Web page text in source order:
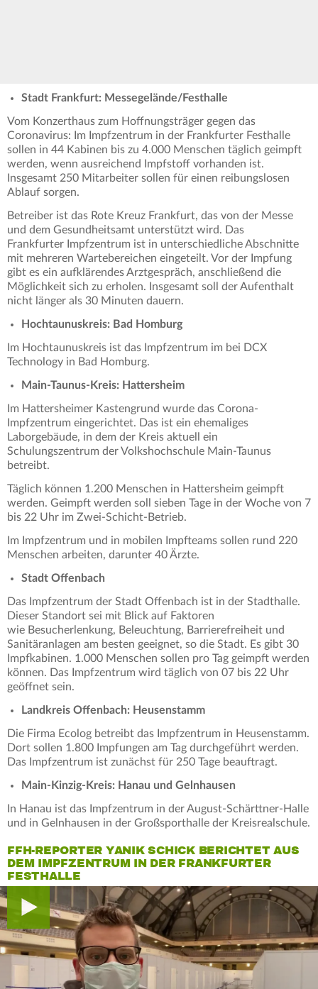
Stadt Frankfurt: Messegelände/Festhalle
Vom Konzerthaus zum Hoffnungsträger gegen das
Coronavirus: Im Impfzentrum in der Frankfurter Festhalle
sollen in 44 Kabinen bis zu 4.000 Menschen täglich geimpft
werden, wenn ausreichend Impfstoff vorhanden ist.
Insgesamt 250 Mitarbeiter sollen für einen reibungslosen
Ablauf sorgen.
Betreiber ist das Rote Kreuz Frankfurt, das von der Messe
und dem Gesundheitsamt unterstützt wird. Das
Frankfurter Impfzentrum ist in unterschiedliche Abschnitte
mit mehreren Wartebereichen eingeteilt. Vor der Impfung
gibt es ein aufklärendes Arztgespräch, anschließend die
Möglichkeit sich zu erholen. Insgesamt soll der Aufenthalt
nicht länger als 30 Minuten dauern.
Hochtaunuskreis: Bad Homburg
Im Hochtaunuskreis ist das Impfzentrum im bei DCX
Technology in Bad Homburg.
Main-Taunus-Kreis: Hattersheim
Im Hattersheimer Kastengrund wurde das Corona-
Impfzentrum eingerichtet. Das ist ein ehemaliges
Laborgebäude, in dem der Kreis aktuell ein
Schulungszentrum der Volkshochschule Main-Taunus
betreibt.
Täglich können 1.200 Menschen in Hattersheim geimpft
werden. Geimpft werden soll sieben Tage in der Woche von 7
bis 22 Uhr im Zwei-Schicht-Betrieb.
Im Impfzentrum und in mobilen Impfteams sollen rund 220
Menschen arbeiten, darunter 40 Ärzte.
Stadt Offenbach
Das Impfzentrum der Stadt Offenbach ist in der Stadthalle.
Dieser Standort sei mit Blick auf Faktoren
wie Besucherlenkung, Beleuchtung, Barrierefreiheit und
Sanitäranlagen am besten geeignet, so die Stadt. Es gibt 30
Impfkabinen. 1.000 Menschen sollen pro Tag geimpft werden
können. Das Impfzentrum wird täglich von 07 bis 22 Uhr
geöffnet sein.
Landkreis Offenbach: Heusenstamm
Die Firma Ecolog betreibt das Impfzentrum in Heusenstamm.
Dort sollen 1.800 Impfungen am Tag durchgeführt werden.
Das Impfzentrum ist zunächst für 250 Tage beauftragt.
Main-Kinzig-Kreis: Hanau und Gelnhausen
In Hanau ist das Impfzentrum in der August-Schärttner-Halle
und in Gelnhausen in der Großsporthalle der Kreisrealschule.
FFH-REPORTER YANIK SCHICK BERICHTET AUS
DEM IMPFZENTRUM IN DER FRANKFURTER
FESTHALLE